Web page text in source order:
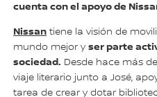
cuenta con el apoyo de
Nissan tiene la visión de
mundo mejor yser parte
sociedad. Desde hace más
viaje literario junto a José,
tarea de crear y dotar